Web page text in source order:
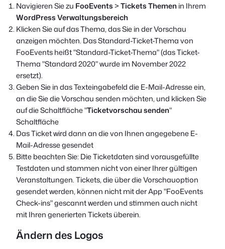
Navigieren Sie zu FooEvents>Tickets Themenin Ihrem
WordPress Verwaltungsbereich
Klicken Sie auf das Thema, das Sie in der Vorschau
anzeigen möchten. Das Standard-Ticket-Thema von
FooEvents heißt "Standard-Ticket-Thema" (das Ticket-
Thema "Standard 2020" wurde im November 2022
ersetzt).
Geben Sie in das Texteingabefeld die E-Mail-Adresse ein,
an die Sie die Vorschau senden möchten, und klicken Sie
auf die Schaltfläche "Ticketvorschau senden"
Schaltfläche
Das Ticket wird dann an die von Ihnen angegebene E-
Mail-Adresse gesendet
Bitte beachten Sie: Die Ticketdaten sind vorausgefüllte
Testdaten und stammen nicht von einer Ihrer gültigen
Veranstaltungen. Tickets, die über die Vorschauoption
gesendet werden, können nicht mit der App "FooEvents
Check-ins" gescannt werden und stimmen auch nicht
mit Ihren generierten Tickets überein.
Ändern des Logos